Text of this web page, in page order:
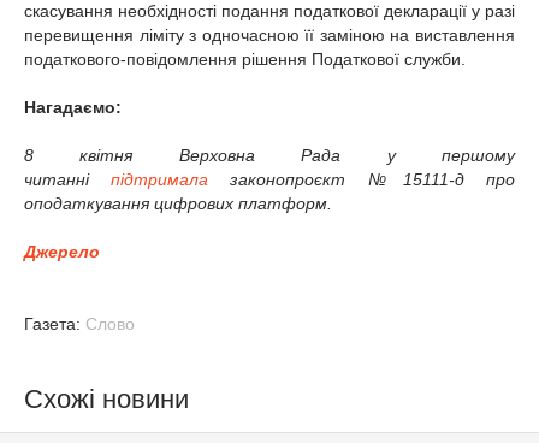
скасування необхідності подання податкової декларації у разі
перевищення ліміту з одночасною її заміною на виставлення
податкового-повідомлення рішення Податкової служби.
Нагадаємо:
8 квітня Верховна Рада у першому
читанні
підтримала
законопроєкт №15111-д про
оподаткування цифрових платформ.
Джерело
Газета: Слово
Схожі новини